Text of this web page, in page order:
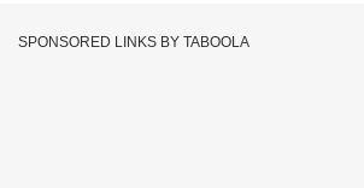
SPONSORED LINKS BY TABOOLA